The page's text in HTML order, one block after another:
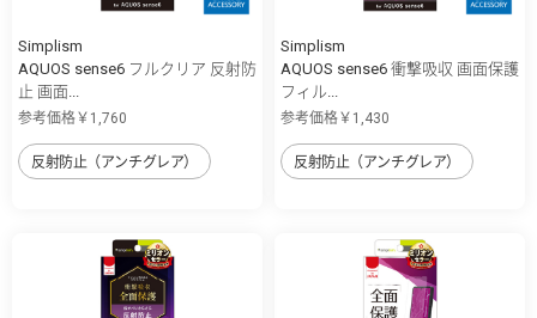
Simplism
AQUOS sense6 フルクリア 反射防
止 画面...
参考価格￥1,760
反射防止（アンチグレア）
Simplism
AQUOS sense6 衝撃吸収 画面保護
フィル...
参考価格￥1,430
反射防止（アンチグレア）